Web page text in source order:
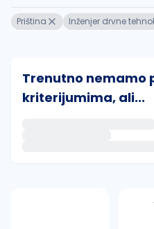
Priština Inženjer drvne
Trenutno nemamo
kriterijumima, ali...